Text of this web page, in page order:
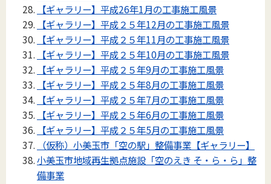
【ギャラリー】平成26年1月の工事施工風景
【ギャラリー】平成２５年12月の工事施工風景
【ギャラリー】平成２５年11月の工事施工風景
【ギャラリー】平成２５年10月の工事施工風景
【ギャラリー】平成２５年9月の工事施工風景
【ギャラリー】平成２５年8月の工事施工風景
【ギャラリー】平成２５年7月の工事施工風景
【ギャラリー】平成２５年6月の工事施工風景
【ギャラリー】平成２５年5月の工事施工風景
（仮称）小美玉市「空の駅」整備事業【ギャラリー】
小美玉市地域再生拠点施設「空のえき そ・ら・ら」整
備事業